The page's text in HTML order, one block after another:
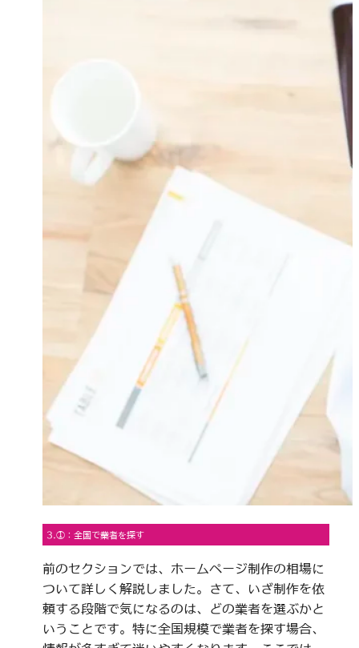
3.①：全国で業者を探す
前のセクションでは、ホームページ制作の相場に
ついて詳しく解説しました。さて、いざ制作を依
頼する段階で気になるのは、どの業者を選ぶかと
いうことです。特に全国規模で業者を探す場合、